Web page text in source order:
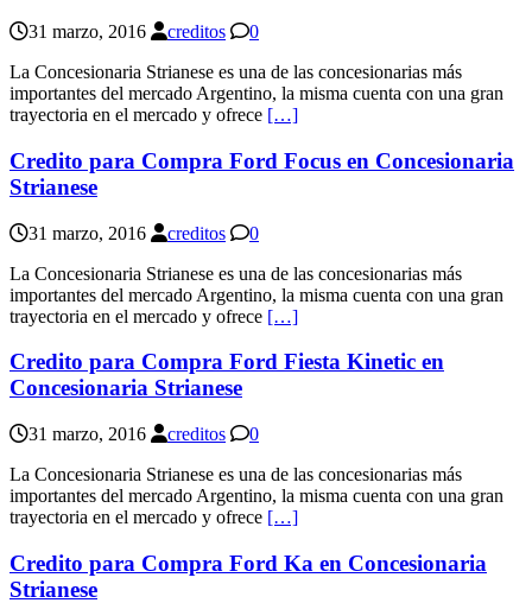
31 marzo, 2016 creditos
0
La Concesionaria Strianese es una de las concesionarias más
importantes del mercado Argentino, la misma cuenta con una gran
trayectoria en el mercado y ofrece […]
Credito para Compra Ford Focus en Concesionaria
Strianese
31 marzo, 2016 creditos
0
La Concesionaria Strianese es una de las concesionarias más
importantes del mercado Argentino, la misma cuenta con una gran
trayectoria en el mercado y ofrece […]
Credito para Compra Ford Fiesta Kinetic en
Concesionaria Strianese
31 marzo, 2016 creditos
0
La Concesionaria Strianese es una de las concesionarias más
importantes del mercado Argentino, la misma cuenta con una gran
trayectoria en el mercado y ofrece […]
Credito para Compra Ford Ka en Concesionaria
Strianese